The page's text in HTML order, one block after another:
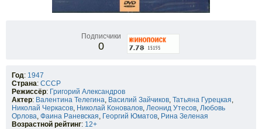
Подписчики
0
Год: 1947
Страна: СССР
Режиссёр: Григорий Александров
Актер: Валентина Телегина, Василий Зайчиков, Татьяна Гурецкая,
Николай Черкасов, Николай Коновалов, Леонид Утесов, Любовь
Орлова, Фаина Раневская, Георгий Юматов, Рина Зеленая
Возрастной рейтинг: 12+